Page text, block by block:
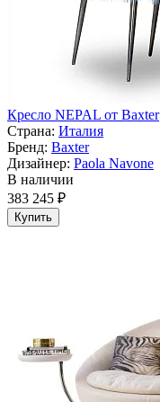
Кресло NEPAL от Baxter
Страна: Италия
Бренд: Baxter
Дизайнер: Paola Navone
В наличии
383 245 ₽
Купить